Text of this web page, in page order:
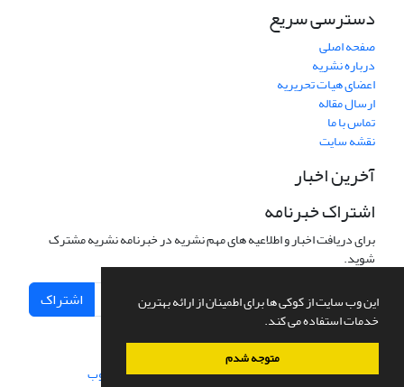
این وب سایت از کوکی ها برای اطمینان از ارائه بهترین
خدمات استفاده می کند.
متوجه شدم
دسترسی سریع
صفحه اصلی
درباره نشریه
اعضای هیات تحریریه
ارسال مقاله
تماس با ما
نقشه سایت
آخرین اخبار
اشتراک خبرنامه
برای دریافت اخبار و اطلاعیه های مهم نشریه در خبرنامه نشریه مشترک
شوید.
اشتراک
سامانه مدیریت نشریات علمی.طراحی و پیاده سازی از سیناوب